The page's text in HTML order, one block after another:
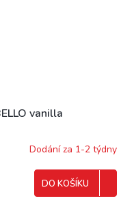
vanilla
Dodání za 1-2 týdny
DO KOŠÍKU